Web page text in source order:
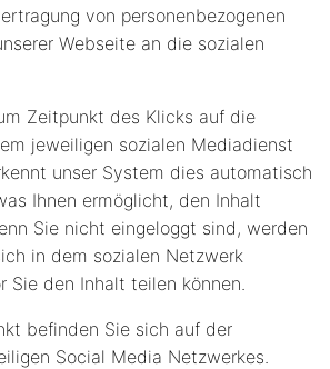
von personenbezogenen
Webseite an die sozialen
Zeitpunkt des Klicks auf die
jeweiligen sozialen Mediadienst
unser System dies automatisch
Ihnen ermöglicht, den Inhalt
Sie nicht eingeloggt sind, werden
in dem sozialen Netzwerk
Sie den Inhalt teilen können.
befinden Sie sich auf der
Social Media Netzwerkes.